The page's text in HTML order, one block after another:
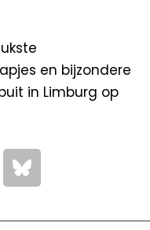
en bijzondere
in Limburg op